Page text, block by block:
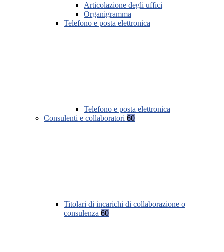
Articolazione degli uffici
Organigramma
Telefono e posta elettronica
Telefono e posta elettronica
Consulenti e collaboratori 60
Titolari di incarichi di collaborazione o
consulenza 60